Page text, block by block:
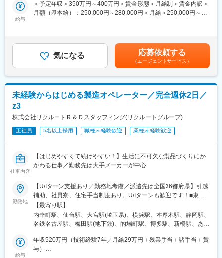
⇒希望も確認し配属決定されるので、納得して現場配属日を迎え
られます。
10:30 定期点検
12:00 昼休憩
13:00 修理対応、データ集計
17:00 業務の引継ぎ
18:00 終業
日研トータルソーシングは5年後・10年後の人生の選択肢が広が
ります！
⇒社内転職（ジョブチェンジ制度）を利用ことも可能！！
など）
多くの事業領域も扱っている日研トータルソーシングだからこ
そ、
数年先の未来も安心して働けます。
■入寮制度について
配属後は入寮が原則必須となります。
自己負担は研修中は1,166円／配属後は43,500円～です。
＜具体的には＞
・故障の原因を特定し修理する「事後保全」
仕事です。
※配属先の例：
・自動車メーカー
・半導体（スマホの部品）メーカー
・家庭用のエアコン など大手企業が中心です！
＼＼未経験でも安心の理由は 研修制度！！／／
入社後は1～2ヶ月の基礎研修からスタート。
・社会人マナー
⇒新卒と同レベルの研修で、0から学べます。
◎常駐先には必ずチームで配属！
⇒頼れる先輩がいる環境なので、しっかりサポートが受けれる環
境です。
◎配属前に最大3回の面談と配属先見学あり！
⇒希望も確認し配属決定されるので、納得して現場配属日を迎え
られます。
給与
＜予定年収＞350万円～400万円＜賃金形態＞月給制＜賃金内訳＞
月額（基本給）：250,000円～280,000円＜月給＞250,000円～
月給27万円＋賞与＋各種手当入社5年：年収500万円：月給30万円
＋賞与＋各種手当賃金はあくまでも目安の金額であり、選考を通
じて上下する可能性があります。月給(月額)は固定手当を含めた表
記です。
気になる 応募依頼する
（エージェントサービス）
未経験からはじめる製造オペレーター／完全週休2日／
z3
株式会社リクルートＲ＆Ｄスタッフィング(リクルートグループ)
正社員 5名以上採用 職種未経験歓迎 業種未経験歓迎
仕事内容
【はじめやすくて続けやすい！】生活に不可欠な製品づくりにか
かわる仕事／勤務先は大手メーカーが中心
勤務地
【U/Iターン支援あり／勤務地考慮／派遣先は全国36都府県】引越
補助、社員寮、住宅手当制度あり。U/Iターンも歓迎です！■東北
エリア／青森・岩手・宮城・秋田・山形・福島■関東エリア／東
京・埼玉・神奈川・千葉・茨城・栃木・群馬■北信越エリア／長
野・山梨・福井■東海エリア／静岡・愛知・三重・岐阜■関西エリ
山・山口・香川■九州エリア／福岡・長崎・熊本・佐賀・大分・宮
崎・鹿児島 ※転勤の可能性あり※受動喫煙対策：原則あり（勤務先
【最寄り駅】
内幸町駅、仙台駅、大宮駅(埼玉県)、横浜駅、本厚木駅、静岡駅、
名鉄名古屋駅、梅田駅(地下鉄)、的場町駅、博多駅、新橋駅、あお
線)、稲荷町駅(広島県)、虎ノ門駅、仙台駅(地下鉄)、反町駅、日吉
町駅、名古屋駅、大阪梅田駅(阪急線)、猿猴橋町駅
給与
年収520万円（技術経験7年／月給29万円＋残業手当＋諸手当＋賞
与）